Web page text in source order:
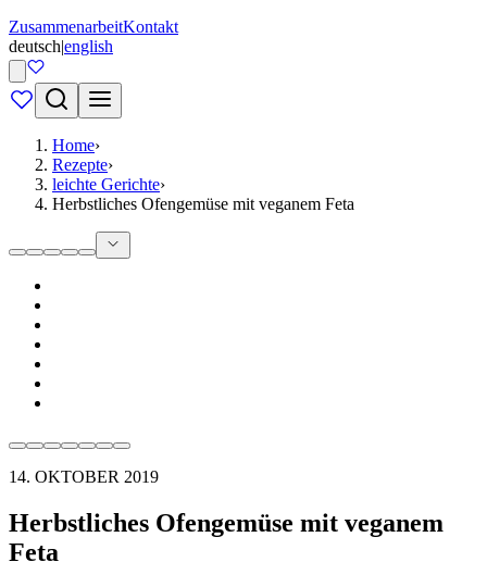
ZusammenarbeitKontakt
deutsch|english
Home›
Rezepte›
leichte Gerichte›
Herbstliches Ofengemüse mit veganem Feta
14. OKTOBER 2019
Herbstliches Ofengemüse mit veganem
Feta